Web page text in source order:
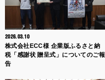
2026.03.10
株式会社ECC様 企業版ふるさと納
税「感謝状 贈呈式」についてのご報
告